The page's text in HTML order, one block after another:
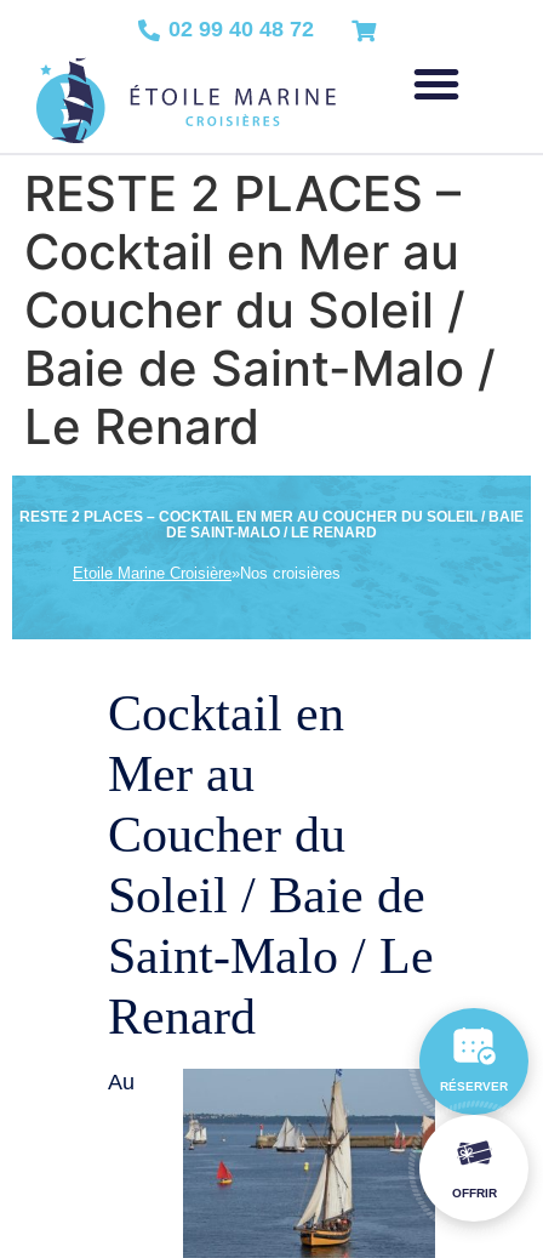
02 99 40 48 72
RESTE 2 PLACES –
Cocktail en Mer au
Coucher du Soleil /
Baie de Saint-Malo /
Le Renard
RESTE 2 PLACES – COCKTAIL EN MER AU COUCHER DU SOLEIL / BAIE
DE SAINT-MALO / LE RENARD
Etoile Marine Croisière»Nos croisières
Cocktail en
Mer au
Coucher du
Soleil / Baie de
Saint-Malo / Le
Renard
Au RÉSERVER
OFFRIR